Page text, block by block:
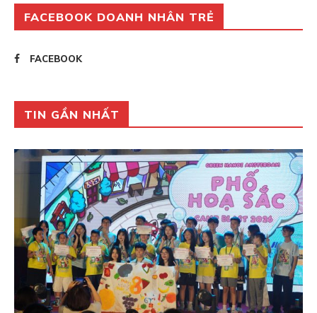
FACEBOOK DOANH NHÂN TRẺ
FACEBOOK
TIN GẦN NHẤT